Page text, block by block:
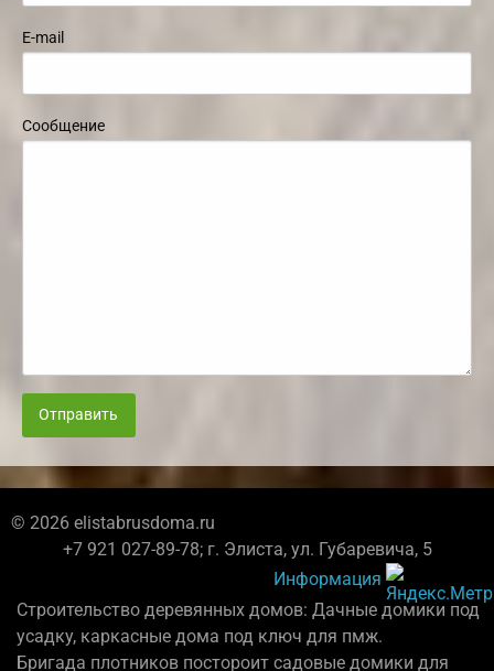
E-mail
Сообщение
Отправить
© 2026 elistabrusdoma.ru
+7 921 027-89-78; г. Элиста, ул. Губаревича, 5
Информация
Строительство деревянных домов: Дачные домики под
усадку, каркасные дома под ключ для пмж.
Бригада плотников постороит садовые домики для